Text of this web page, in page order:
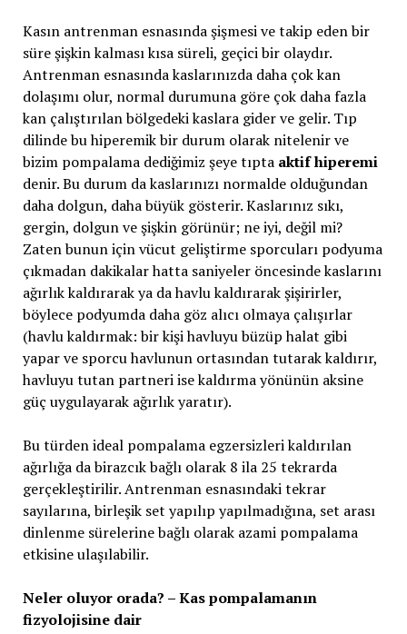
Kasın antrenman esnasında şişmesi ve takip eden bir
süre şişkin kalması kısa süreli, geçici bir olaydır.
Antrenman esnasında kaslarınızda daha çok kan
dolaşımı olur, normal durumuna göre çok daha fazla
kan çalıştırılan bölgedeki kaslara gider ve gelir. Tıp
dilinde bu hiperemik bir durum olarak nitelenir ve
bizim pompalama dediğimiz şeye tıpta aktif hiperemi
denir. Bu durum da kaslarınızı normalde olduğundan
daha dolgun, daha büyük gösterir. Kaslarınız sıkı,
gergin, dolgun ve şişkin görünür; ne iyi, değil mi?
Zaten bunun için vücut geliştirme sporcuları podyuma
çıkmadan dakikalar hatta saniyeler öncesinde kaslarını
ağırlık kaldırarak ya da havlu kaldırarak şişirirler,
böylece podyumda daha göz alıcı olmaya çalışırlar
(havlu kaldırmak: bir kişi havluyu büzüp halat gibi
yapar ve sporcu havlunun ortasından tutarak kaldırır,
havluyu tutan partneri ise kaldırma yönünün aksine
güç uygulayarak ağırlık yaratır).
Bu türden ideal pompalama egzersizleri kaldırılan
ağırlığa da birazcık bağlı olarak 8 ila 25 tekrarda
gerçekleştirilir. Antrenman esnasındaki tekrar
sayılarına, birleşik set yapılıp yapılmadığına, set arası
dinlenme sürelerine bağlı olarak azami pompalama
etkisine ulaşılabilir.
Neler oluyor orada? – Kas pompalamanın
fizyolojisine dair